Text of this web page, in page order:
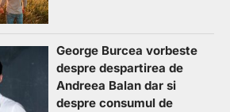
George Burcea vorbeste
despre despartirea de
Andreea Balan dar si
despre consumul de